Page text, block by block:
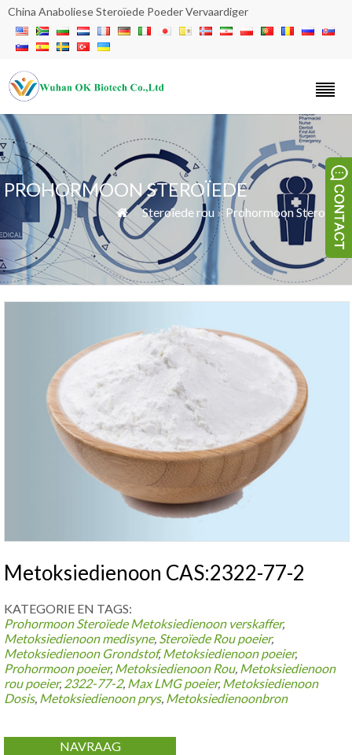
China Anaboliese Steroïede Poeder Vervaardiger
PROHORMOON STEROÏEDE
 »Steroïede rou » Prohormoon Steroïede
Metoksiedienoon CAS:2322-77-2
KATEGORIE EN TAGS:
Prohormoon Steroïede Metoksiedienoon verskaffer,
Metoksiedienoon medisyne, Steroïede Rou poeier,
Metoksiedienoon Grondstof,Metoksiedienoon poeier,
Prohormoon poeier, Metoksiedienoon Rou, Metoksiedienoon
rou poeier, 2322-77-2, Max LMG poeier, Metoksiedienoon
Dosis, Metoksiedienoon prys, Metoksiedienoonbron
NAVRAAG